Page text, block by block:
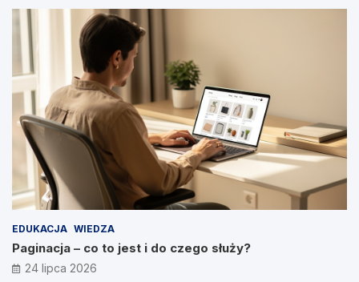
EDUKACJA WIEDZA
Paginacja – co to jest i do czego służy?
24 lipca 2026